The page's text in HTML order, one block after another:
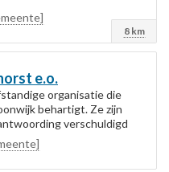
8 km
e.o.
organisatie die
behartigt. Ze zijn
verschuldigd